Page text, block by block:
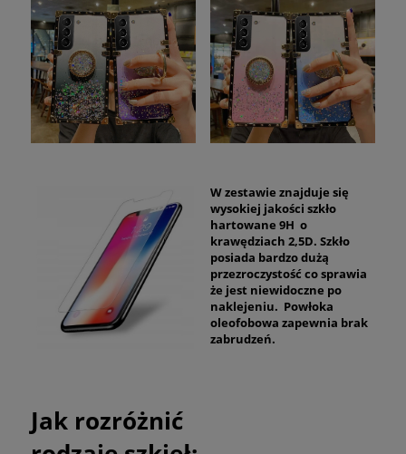
W zestawie znajduje się
wysokiej jakości szkło
hartowane 9H o
krawędziach 2,5D. Szkło
posiada bardzo dużą
przezroczystość co sprawia
że jest niewidoczne po
naklejeniu. Powłoka
oleofobowa zapewnia brak
zabrudzeń.
Jak rozróżnić